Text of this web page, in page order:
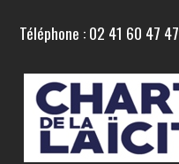
Téléphone : 02 41 60 47 47